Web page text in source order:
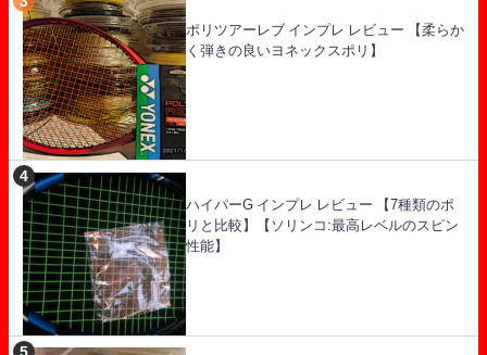
ポリツアーレブ インプレ レビュー 【柔らか
く弾きの良いヨネックスポリ】
ハイパーG インプレ レビュー 【7種類のポ
リと比較】【ソリンコ:最高レベルのスピン
性能】